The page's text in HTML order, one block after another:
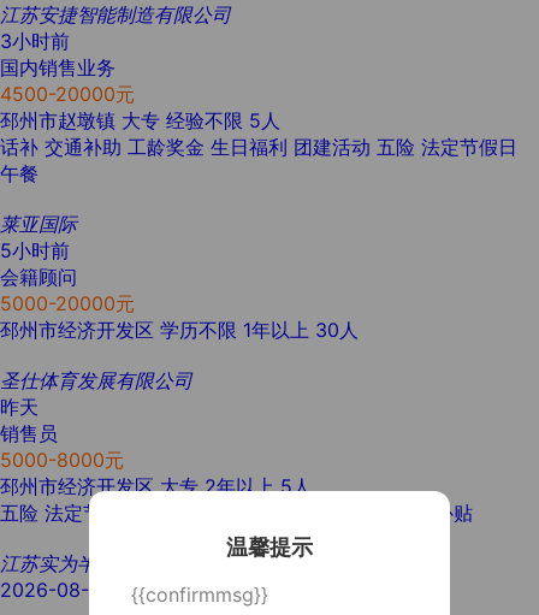
江苏安捷智能制造有限公司
3小时前
国内销售业务
4500-20000元
邳州市赵墩镇 大专 经验不限 5人
话补 交通补助 工龄奖金 生日福利 团建活动 五险 法定节假日
午餐
莱亚国际
5小时前
会籍顾问
5000-20000元
邳州市经济开发区 学历不限 1年以上 30人
圣仕体育发展有限公司
昨天
销售员
5000-8000元
邳州市经济开发区大专 2年以上 5人
五险 法定节假日 综合补贴
江苏实为半导体科技有限公司
2026-08-06
温馨提示
{{confirmmsg}}